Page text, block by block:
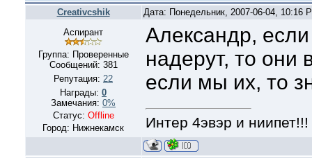
Creativcshik
Дата: Понедельник, 2007-06-04, 10:16
Аспирант
Группа: Проверенные
Сообщений: 381
Репутация: 22
Награды: 0
Замечания: 0%
Статус: Offline
Город: Нижнекамск
Александр,
надерут, то они
если мы их, то
Интер 4эвэр и ниипет!!!